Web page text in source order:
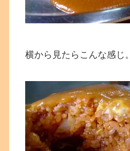
横から見たらこんな感じ。